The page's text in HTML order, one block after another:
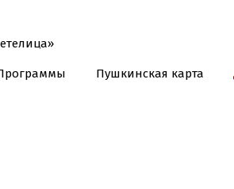
Пушкинская карта